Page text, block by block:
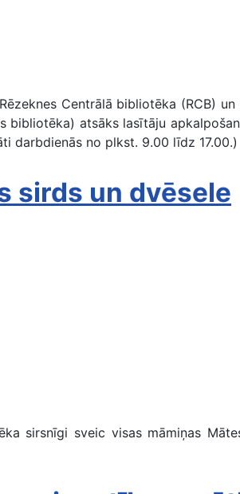
Centrālā bibliotēka (RCB)
bibliotēka) atsāks lasītāju
darbdienās no plkst. 9.00 līdz 17.00.)
sirds un dvēsele
sirsnīgi sveic visas māmiņas